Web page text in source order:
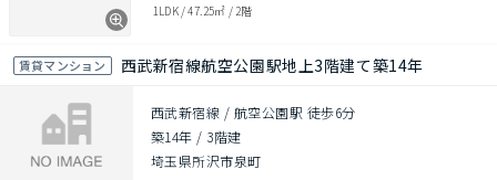
1LDK/47.25㎡ / 2階
賃貸マンション 西武新宿線航空公園駅地上3階建て築14年
西武新宿線 / 航空公園駅 徒歩6分
築14年 / 3階建
埼玉県所沢市泉町